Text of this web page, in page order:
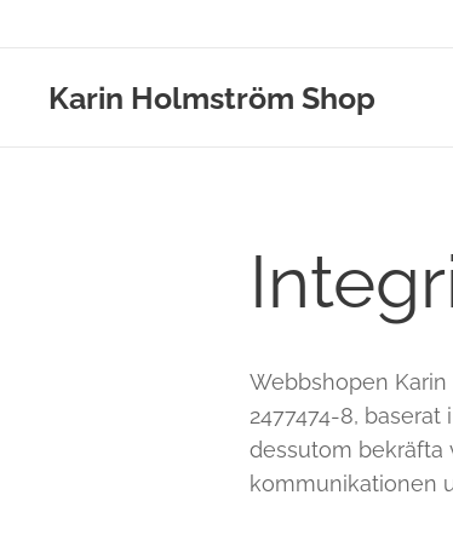
Karin Holmström Shop
Webbshopen
2477474-8,
dessutom bekräfta
kommunikationen